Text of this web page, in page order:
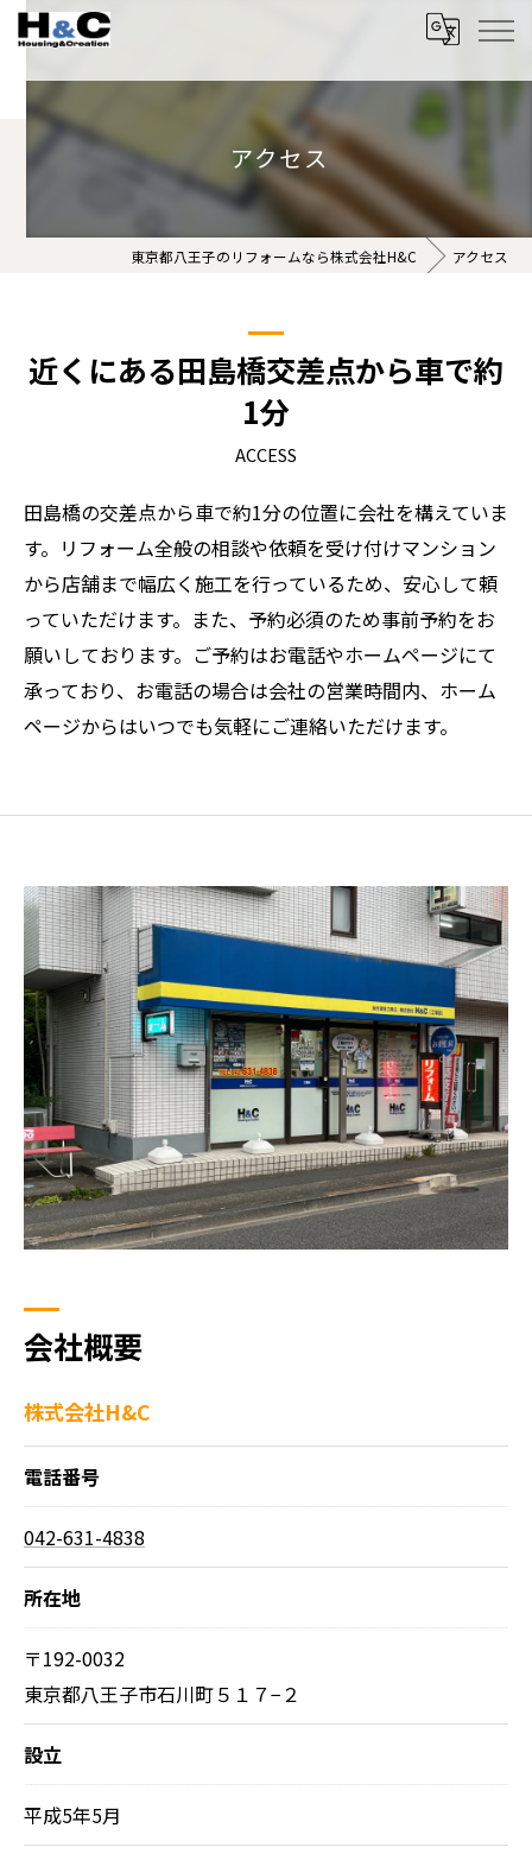
アクセス
東京都八王子のリフォームなら株式会社H&C アクセス
近くにある田島橋交差点から車で約
1分
ACCESS
田島橋の交差点から車で約1分の位置に会社を構えていま
す。リフォーム全般の相談や依頼を受け付けマンション
から店舗まで幅広く施工を行っているため、安心して頼
っていただけます。また、予約必須のため事前予約をお
願いしております。ご予約はお電話やホームページにて
承っており、お電話の場合は会社の営業時間内、ホーム
ページからはいつでも気軽にご連絡いただけます。
会社概要
株式会社H&C
電話番号
042-631-4838
所在地
〒192-0032
東京都八王子市石川町５１７−２
設立
平成5年5月